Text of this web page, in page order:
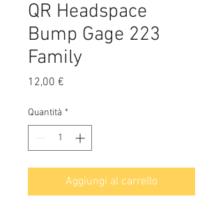
QR Headspace
Bump Gage 223
Family
12,00 €
Quantità *
Aggiungi al carrello